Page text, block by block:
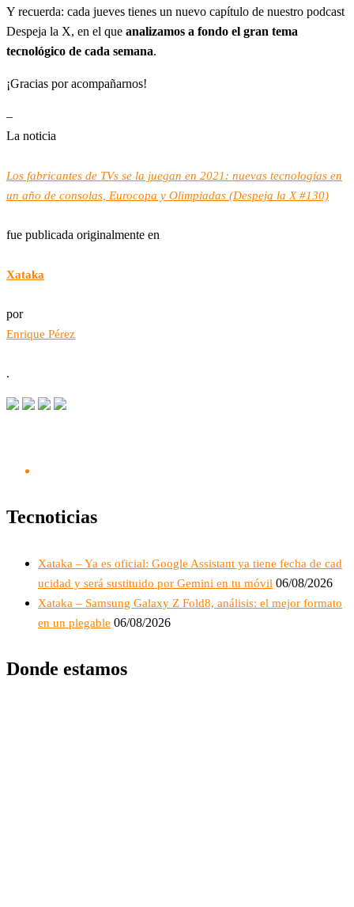
Y recuerda: cada jueves tienes un nuevo capítulo de nuestro podcast
Despeja la X, en el que analizamos a fondo el gran tema
tecnológico de cada semana.
¡Gracias por acompañarnos!
–
La noticia
Los fabricantes de TVs se la juegan en 2021: nuevas tecnologías en
un año de consolas, Eurocopa y Olimpiadas (Despeja la X #130)
fue publicada originalmente en
Xataka
por
Enrique Pérez
.
Tecnoticias
Xataka – Ya es oficial: Google Assistant ya tiene fecha de cad
ucidad y será sustituido por Gemini en tu móvil 06/08/2026
Xataka – Samsung Galaxy Z Fold8, análisis: el mejor formato
en un plegable 06/08/2026
Donde estamos